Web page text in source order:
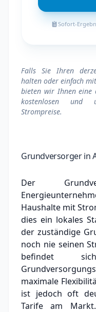
Sofort-
Falls Sie Ihren
halten oder einfach
bieten wir Ihnen eine
kostenlosen und
Strompreise.
Grundversorger in
Der
Haushalte mit
dies ein lokales
der zuständige
noch nie seinen
befindet
maximale
ist jedoch oft
Tarife am